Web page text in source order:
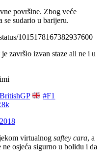
površine. Zbog veće
sudario u barijeru.
1015178167382937600
završio izvan staze ali ne i u
#F1
virtualnog saftey cara, a
osjeća sigurno u bolidu i da